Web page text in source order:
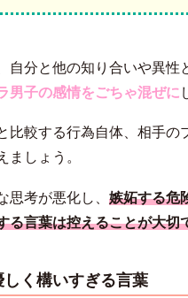
自分と他の知り合いや異性
男子の感情をごちゃ混ぜに
比較する行為自体、相手の
ましょう。
思考が悪化し、 嫉妬する危
る言葉は控えることが大切
く構いすぎる言葉